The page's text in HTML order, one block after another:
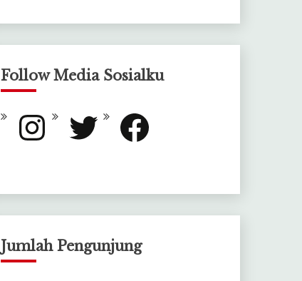
Follow Media Sosialku
Instagram Twitter Facebook
Jumlah Pengunjung